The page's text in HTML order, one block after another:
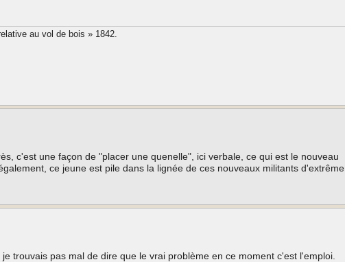
au vol de bois » 1842.
c'est une façon de "placer une quenelle", ici verbale, ce qui est le nouveau
ce jeune est pile dans la lignée de ces nouveaux militants d'extrême
trouvais pas mal de dire que le vrai problème en ce moment c'est l'emploi.